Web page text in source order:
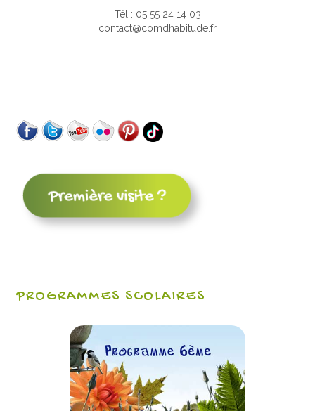
Tél : 05 55 24 14 03
contact@comdhabitude.fr
PROGRAMMES SCOLAIRES